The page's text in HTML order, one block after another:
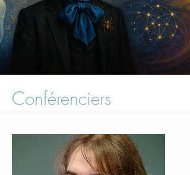
Conférenciers